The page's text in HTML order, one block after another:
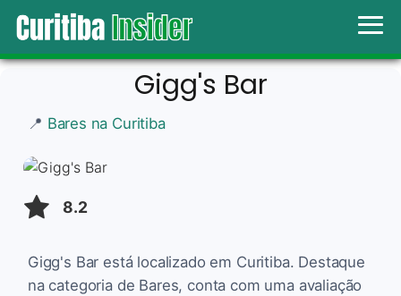
Gigg's Bar
📍 Bares na Curitiba
8.2
Gigg's Bar está localizado em Curitiba. Destaque
na categoria de Bares, conta com uma avaliação